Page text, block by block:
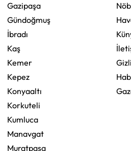
Gazipaşa
Gündoğmuş
İbradı
Kaş
Kemer
Kepez
Konyaaltı
Korkuteli
Kumluca
Manavgat
Muratpaşa